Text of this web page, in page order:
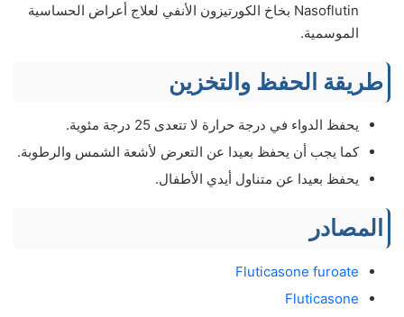
‌Nasoflutin بخاخ الكورتيزون الأنفي لعلاج أعراض الحساسية
الموسمية.
طريقة الحفظ والتخزين
يحفظ الدواء في درجة حرارة لا تتعدى 25 درجة مئوية.
كما يجب أن يحفظ بعيدا عن التعرض لأشعة الشمس والرطوبة.
يحفظ بعيدا عن متناول أيدي الأطفال.
المصادر
Fluticasone furoate
Fluticasone